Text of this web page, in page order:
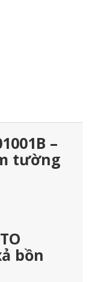
–
tường
bồn